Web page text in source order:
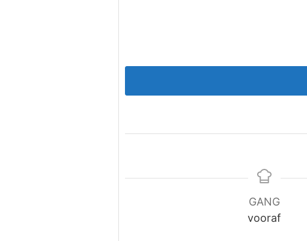
GANG
vooraf